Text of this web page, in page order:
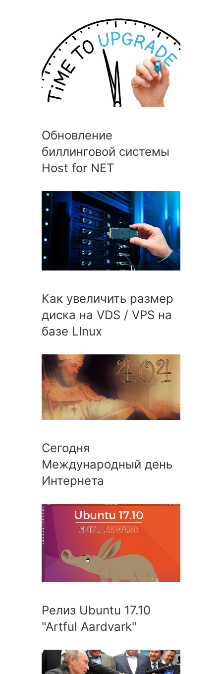
Обновление
биллинговой системы
Host for NET
Как увеличить размер
диска на VDS / VPS на
базе LInux
Сегодня
Международный день
Интернета
Релиз Ubuntu 17.10
"Artful Aardvark"